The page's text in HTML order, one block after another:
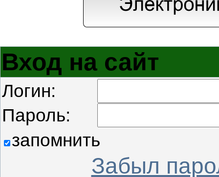
Вход на сайт
Логин:
Пароль:
запомнить
Забыл